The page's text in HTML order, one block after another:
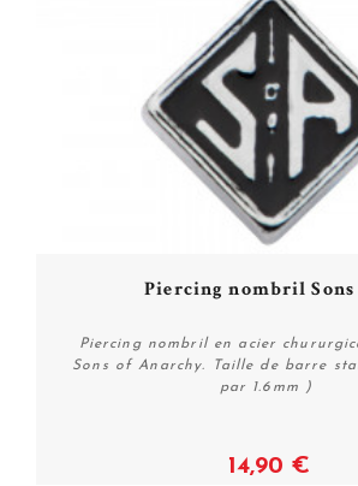
Voir
Piercing nombril Sons
Piercing nombril en acier
Sons of Anarchy. Taille de barre
par 1.6mm )
14,90 €